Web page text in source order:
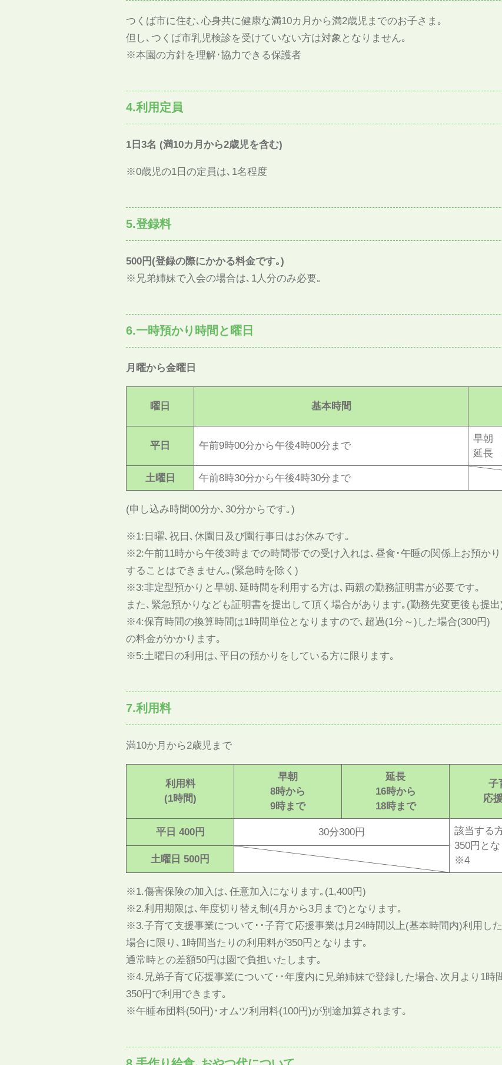
つくば市に住む､心身共に健康な満10カ月から満2歳児までのお子さま｡
但し､つくば市乳児検診を受けていない方は対象となりません｡
※本園の方針を理解･協力できる保護者
4.利用定員
1日3名 (満10カ月から2歳児を含む)
※0歳児の1日の定員は､1名程度
5.登録料
500円(登録の際にかかる料金です｡)
※兄弟姉妹で入会の場合は､1人分のみ必要｡
6.一時預かり時間と曜日
月曜から金曜日
曜日 基本時間
平日 午前9時00分から午後4時00分まで
早朝
延長
土曜日 午前8時30分から午後4時30分まで
(申し込み時間00分か､30分からです｡)
※1:日曜､祝日､休園日及び園行事日はお休みです｡
※2:午前11時から午後3時までの時間帯での受け入れは､昼食･午睡の関係上お預かり
することはできません｡(緊急時を除く)
※3:非定型預かりと早朝､延時間を利用する方は､両親の勤務証明書が必要です｡
また､緊急預かりなども証明書を提出して頂く場合があります｡(勤務先変更後も提出
※4:保育時間の換算時間は1時間単位となりますので､超過(1分～)した場合(300円)
の料金がかかります｡
※5:土曜日の利用は､平日の預かりをしている方に限ります｡
7.利用料
満10か月から2歳児まで
利用料
(1時間)
早朝
8時から
9時まで
延長
16時から
18時まで
子
応
平日 400円 30分300円
該当する
350円と
※4
土曜日 500円
※1.傷害保険の加入は､任意加入になります｡(1,400円)
※2.利用期限は､年度切り替え制(4月から3月まで)となります｡
※3.子育て支援事業について･･子育て応援事業は月24時間以上(基本時間内)利用した
場合に限り､1時間当たりの利用料が350円となります｡
通常時との差額50円は園で負担いたします｡
※4.兄弟子育て応援事業について･･年度内に兄弟姉妹で登録した場合､次月より1時
350円で利用できます｡
※午睡布団料(50円)･オムツ利用料(100円)が別途加算されます｡